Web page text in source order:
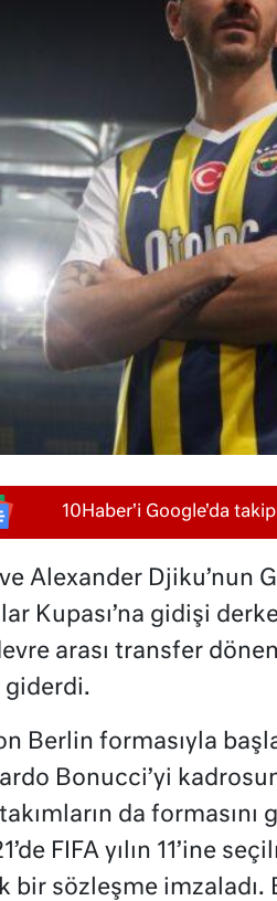
10Haber'i Google'da
Alexander Djiku’nun
Kupası’na gidişi
arası transfer
giderdi.
Berlin formasıyla
Bonucci’yi
da formasını
FIFA yılın 11’ine
bir sözleşme imzaladı.